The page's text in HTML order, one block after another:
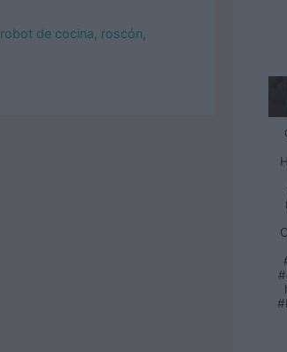
robot de cocina roscón